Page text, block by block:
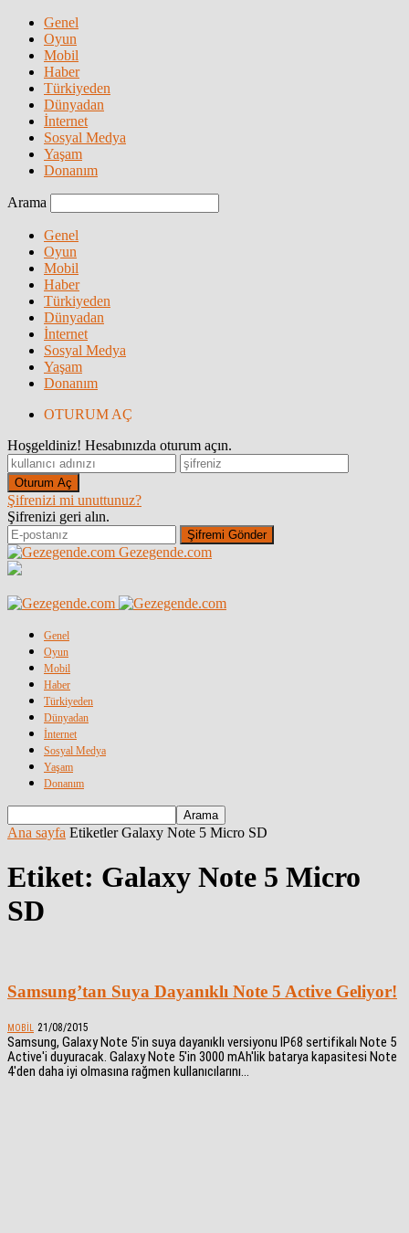
Genel
Oyun
Mobil
Haber
Türkiyeden
Dünyadan
İnternet
Sosyal Medya
Yaşam
Donanım
Arama
Genel
Oyun
Mobil
Haber
Türkiyeden
Dünyadan
İnternet
Sosyal Medya
Yaşam
Donanım
OTURUM AÇ
Hoşgeldiniz! Hesabınızda oturum açın.
Şifrenizi mi unuttunuz?
Şifrenizi geri alın.
Gezegende.com
Genel
Oyun
Mobil
Haber
Türkiyeden
Dünyadan
İnternet
Sosyal Medya
Yaşam
Donanım
Ana sayfa Etiketler Galaxy Note 5 Micro SD
Etiket: Galaxy Note 5 Micro
SD
Samsung’tan Suya Dayanıklı Note 5 Active Geliyor!
MOBIL 21/08/2015
Samsung, Galaxy Note 5'in suya dayanıklı versiyonu IP68 sertifikalı Note 5
Active'i duyuracak. Galaxy Note 5'in 3000 mAh'lik batarya kapasitesi Note
4'den daha iyi olmasına rağmen kullanıcılarını...